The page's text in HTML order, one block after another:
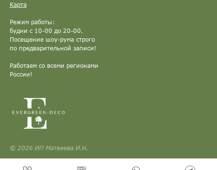
Карта
Режим работы:
будни с 10-00 до 20-00.
Посещение шоу-рума строго
по предварительной записи!
Работаем со всеми регионами
России!
© 2026 ИП Матвеева И.Н.